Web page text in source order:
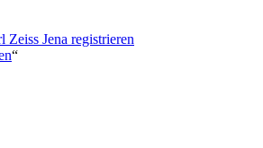
Jena registrieren
“